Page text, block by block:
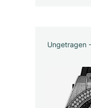
Ungetragen